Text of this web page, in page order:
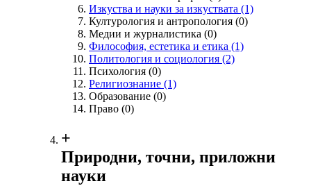
Изкуства и науки за изкуствата (1)
Културология и антропология (0)
Медии и журналистика (0)
Философия, естетика и етика (1)
Политология и социология (2)
Психология (0)
Религиознание (1)
Образование (0)
Право (0)
+
Природни, точни, приложни
науки